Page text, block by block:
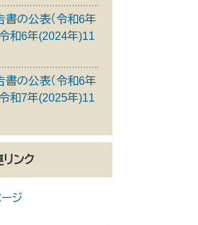
の公表（令和6年
和6年(2024年)11
の公表（令和6年
和7年(2025年)11
ンク
ジ